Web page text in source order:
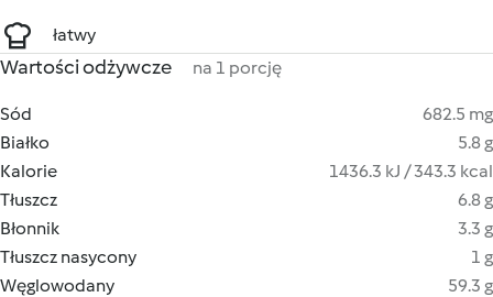
łatwy
Wartości odżywcze na 1 porcję
Sód
682.5 mg
Białko
5.8 g
Kalorie
1436.3 kJ / 343.3 kcal
Tłuszcz
6.8 g
Błonnik
3.3 g
Tłuszcz nasycony
1 g
Węglowodany
59.3 g